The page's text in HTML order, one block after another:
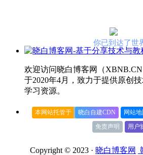
你已到达了世
欢迎访问晓白博客网（
于2020年4月，致力于提供原创
学习资源。
本网站托管于 晓白自建CDN 网站地
免责声明
用户
Copyright © 2023 · 晓白博客网